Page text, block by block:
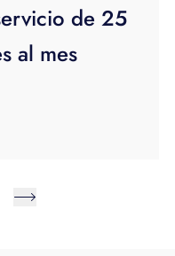
de 25
al mes